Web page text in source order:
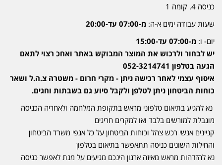
כניסה 4. קומה 1
שעות עבודה ימים א-ה: מ-07:00 עד-20:00
יום- ו: מ-07:00 עד-15:00
יש לבחור ולרכוש את המוצר המבוקש באתר ואחכ רצוי לתאם
הגעה בטלפון 052-3214741
איסוף עצמי לאחר רכישה ניתן - מקרי חרום - משטרה צ.ה.ל ושאר
כוחות הביטחון ניתן לטלפן ולקבל סיוע גם בשבתות וחגים.
נא להגיע בתיאום טלפוני מראש בתקופת המלחמה ולאחריה הכניסה
מוגבלת למורשים בלבד ואו למקרים חריגים
קניינים אנשי רכש צהל וכוחות הביטחון על כל אגפי משרד הביטחון
והחילות השונים כניסה תתאפשר בתיאום בטלפון
נא להזדהות מראש מאיזה ארגון הינכם מגיעים על מנת לאפשר כניסה